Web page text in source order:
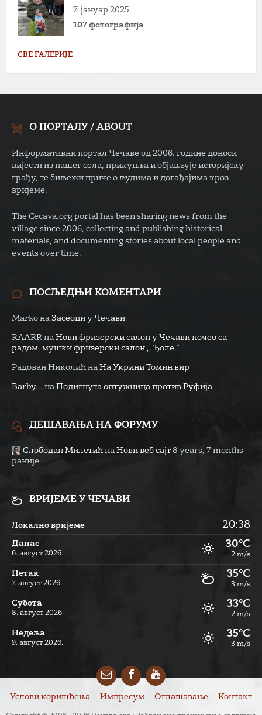
7. јануар 2025.
107 фотографија
СВЕ ГАЛЕРИЈЕ
О ПОРТАЛУ / ABOUT
Информативни портал Чечаве од 2006. године доноси
вијести из нашег села, прикупља и објављује историјску
грађу, те биљежи приче о људима и догађајима кроз
вријеме.
The Cecava.org portal has been sharing news from the
village since 2006, collecting and publishing historical
materials, and documenting stories about local people and
events over time.
ПОСЉЕДЊИ КОМЕНТАРИ
Marko на Засеоци у Чечави
RAARR на Нови фризерски салон у Чечави почео са
радом, мушки фризерски салон ,, Ђоле “
Радован Николић на На Укрини Томин вир
Barby... на Подигнута оптужница против Руфија
ДЕШАВАЊА НА ФОРУМУ
Слободан Милетић на Нови веб сајт 8 years, 7 months
раније
ВРИЈЕМЕ У ЧЕЧАВИ
Локално вријеме 20:38
Данас
6. август 2026.
30°C
2 m/s
Петак
7. август 2026.
35°C
3 m/s
Субота
8. август 2026.
33°C
2 m/s
Недеља
9. август 2026.
35°C
3 m/s
EmailFacebookYouTube
Услови коришћења Импресум Оглашавање Контакт